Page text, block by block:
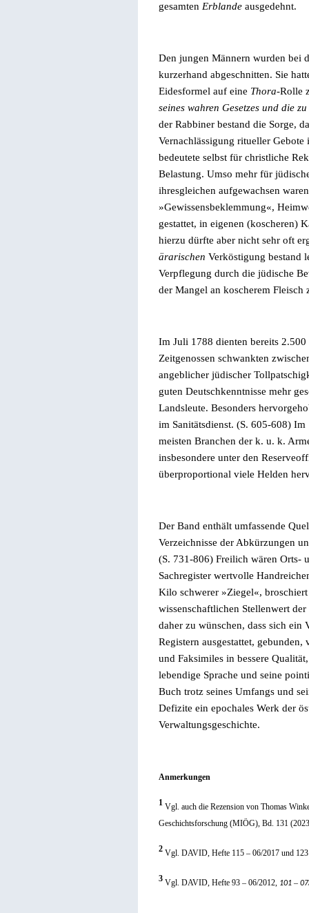
gesamten Erblande ausgedehnt.
Den jungen Männern wurden bei
kurzerhand abgeschnitten. Sie
Eidesformel auf eine Thora-Rolle
seines wahren Gesetzes und die
der Rabbiner bestand die Sorge,
Vernachlässigung ritueller
bedeutete selbst für christliche
Belastung. Umso mehr für
ihresgleichen aufgewachsen
»Gewissensbeklemmung«,
gestattet, in eigenen (koscheren)
hierzu dürfte aber nicht sehr oft
ärarischen Verköstigung bestand
Verpflegung durch die jüdische
der Mangel an koscherem
Im Juli 1788 dienten bereits
Zeitgenossen schwankten
angeblicher jüdischer
guten Deutschkenntnisse mehr
Landsleute. Besonders
im Sanitätsdienst. (S. 605-608)
meisten Branchen der k. u. k.
insbesondere unter den
überproportional viele Helden
Der Band enthält umfassende
Verzeichnisse der Abkürzungen
(S. 731-806) Freilich wären Orts-
Sachregister wertvolle
Kilo schwerer »Ziegel«,
wissenschaftlichen Stellenwert
daher zu wünschen, dass sich ein
Registern ausgestattet,
und Faksimiles in bessere
lebendige Sprache und seine
Buch trotz seines Umfangs und
Defizite ein epochales Werk der
Verwaltungsgeschichte.
Anmerkungen
1 Vgl. auch die Rezension von Thomas
Geschichtsforschung (MIÖG), Bd. 131
2 Vgl. DAVID, Hefte 115 – 06/2017 und
3 Vgl. DAVID, Hefte 93 – 06/2012, 101 –